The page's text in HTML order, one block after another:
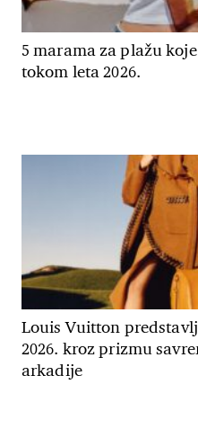
5 marama za plažu
tokom leta 2026.
Louis Vuitton
2026. kroz prizmu
arkadije